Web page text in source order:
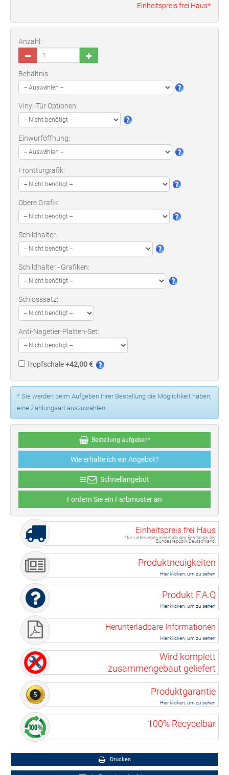
Einheitspreis frei Haus*
Bestellung aufgeben*
Wie erhalte ich ein Angebot?
Schnellangebot
Fordern Sie ein Farbmuster an
* Sie werden beim Aufgeben Ihrer Bestellung die Möglichkeit haben,
eine Zahlungsart auszuwählen.
Anzahl:
Behältnis:
Vinyl-Tür Optionen:
Einwurföffnung:
Fronttürgrafik:
Obere Grafik:
Schildhalter:
Schildhalter - Grafiken:
Schlosssatz:
Anti-Nagetier-Platten-Set:
Tropfschale+42,00 €
Einheitspreis frei Haus
*für Lieferungen innerhalb des Festlands der
Bundesrepublik Deutschland.
Produktneuigkeiten
Hier klicken, um zu sehen
Produkt F.A.Q
Hier klicken, um zu sehen
Herunterladbare Informationen
Hier klicken, um zu sehen
Wird komplett
zusammengebaut geliefert
Produktgarantie
Hier klicken, um zu sehen
100% Recycelbar
Drucken